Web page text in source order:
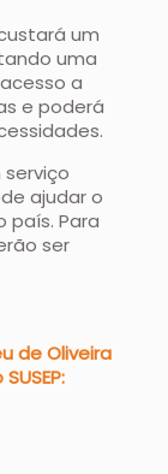
um
uma
a
e poderá
ajudar o
país. Para
ser
de Oliveira